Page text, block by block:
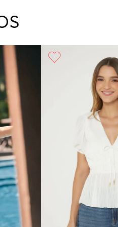
la recogida del producto